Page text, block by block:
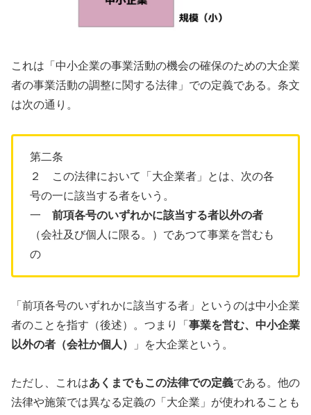
これは「中小企業の事業活動の機会の確保のための大企業
者の事業活動の調整に関する法律」での定義である。条文
は次の通り。
第二条
２ この法律において「大企業者」とは、次の各
号の一に該当する者をいう。
一 前項各号のいずれかに該当する者以外の者
（会社及び個人に限る。）であつて事業を営むも
の
「前項各号のいずれかに該当する者」というのは中小企業
者のことを指す（後述）。つまり「 事業を営む、中小企業
以外の者（会社か個人）
」を大企業という。
ただし、これはあくまでもこの法律での定義である。他の
法律や施策では異なる定義の「大企業」が使われることも